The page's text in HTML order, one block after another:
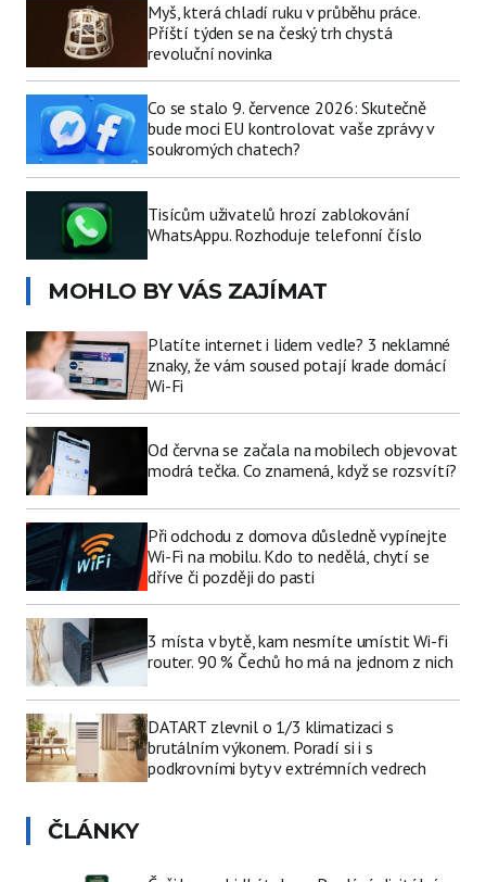
Myš, která chladí ruku v průběhu práce.
Příští týden se na český trh chystá
revoluční novinka
Co se stalo 9. července 2026: Skutečně
bude moci EU kontrolovat vaše zprávy v
soukromých chatech?
Tisícům uživatelů hrozí zablokování
WhatsAppu. Rozhoduje telefonní číslo
MOHLO BY VÁS ZAJÍMAT
Platíte internet i lidem vedle? 3 neklamné
znaky, že vám soused potají krade domácí
Wi-Fi
Od června se začala na mobilech objevovat
modrá tečka. Co znamená, když se rozsvítí?
Při odchodu z domova důsledně vypínejte
Wi-Fi na mobilu. Kdo to nedělá, chytí se
dříve či později do pasti
3 místa v bytě, kam nesmíte umístit Wi-fi
router. 90 % Čechů ho má na jednom z nich
DATART zlevnil o 1/3 klimatizaci s
brutálním výkonem. Poradí si i s
podkrovními byty v extrémních vedrech
ČLÁNKY